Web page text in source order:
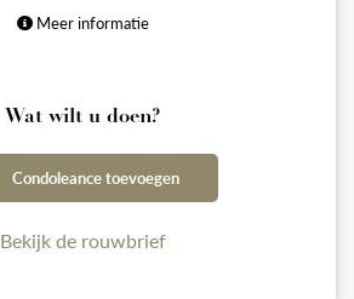
Meer informatie
Wat wilt u doen?
Condoleance toevoegen
Bekijk de rouwbrief